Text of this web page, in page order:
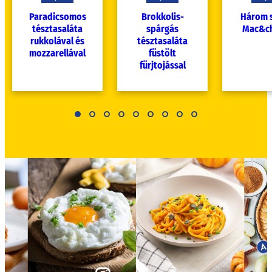
Paradicsomos
tésztasaláta
rukkolával és
mozzarellával
Brokkolis-
spárgás
tésztasaláta
füstölt
fürjtojással
Három